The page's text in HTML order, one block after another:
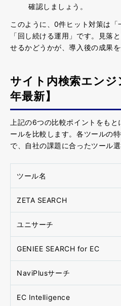
確認しましょう。
このように、0件ヒット対策は「
「回し続ける運用」です。
見落
せるかどうかが、導入後の成果を
サイト内検索エン
年最新】
上記の6つの比較ポイントをも
ールを比較します。各ツールの
で、自社の課題に合ったツール
ツール名
ZETA SEARCH
ユニサーチ
GENIEE SEARCH for EC
NaviPlusサーチ
EC Intelligence